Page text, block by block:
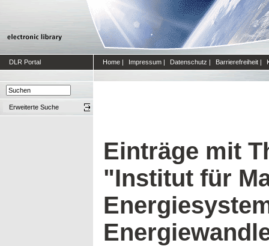
DLR Portal Home | Impressum | Datenschutz | Barrierefreiheit |
Erweiterte Suche
Einträge mit
"Institut für